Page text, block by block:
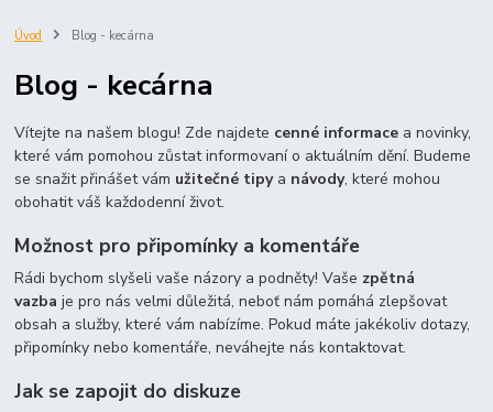
Prokloub
Vláknina
maltodextrin
škrob skrob
Úvod Blog - kecárna
Blog - kecárna
Vítejte na našem blogu! Zde najdete cenné informace a novinky,
které vám pomohou zůstat informovaní o aktuálním dění. Budeme
se snažit přinášet vám užitečné tipya návody, které mohou
obohatit váš každodenní život.
Možnost pro připomínky a komentáře
Rádi bychom slyšeli vaše názory a podněty! Vaše zpětná
vazba je pro nás velmi důležitá, neboť nám pomáhá zlepšovat
obsah a služby, které vám nabízíme. Pokud máte jakékoliv dotazy,
připomínky nebo komentáře, neváhejte nás kontaktovat.
Jak se zapojit do diskuze